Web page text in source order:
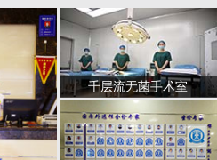
千层流无菌手术室